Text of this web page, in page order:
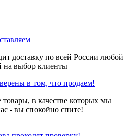
доставку по всей России любой
на выбор клиенты
в том, что продаем!
в качестве которых мы
- вы спокойно спите!